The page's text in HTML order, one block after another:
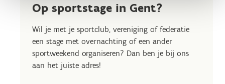
Op sportstage in Gent?
Wil je met je sportclub, vereniging of federatie
een stage met overnachting of een ander
sportweekend organiseren? Dan ben je bij ons
aan het juiste adres!